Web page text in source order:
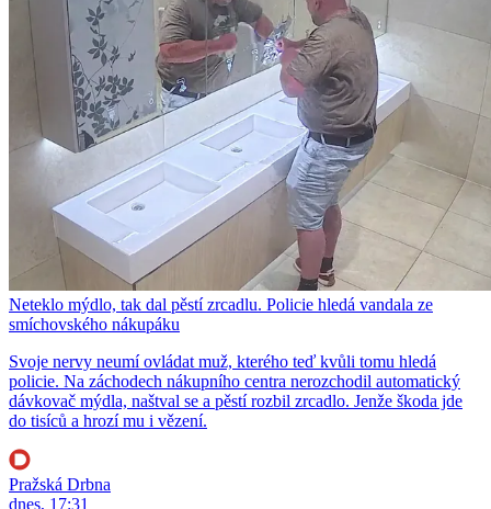
Neteklo mýdlo, tak dal pěstí zrcadlu. Policie hledá vandala ze
smíchovského nákupáku
Svoje nervy neumí ovládat muž, kterého teď kvůli tomu hledá
policie. Na záchodech nákupního centra nerozchodil automatický
dávkovač mýdla, naštval se a pěstí rozbil zrcadlo. Jenže škoda jde
do tisíců a hrozí mu i vězení.
Pražská Drbna
dnes, 17:31